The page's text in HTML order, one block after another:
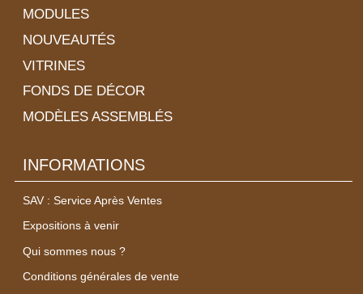
MODULES
NOUVEAUTÉS
VITRINES
FONDS DE DÉCOR
MODÈLES ASSEMBLÉS
INFORMATIONS
SAV : Service Après Ventes
Expositions à venir
Qui sommes nous ?
Conditions générales de vente